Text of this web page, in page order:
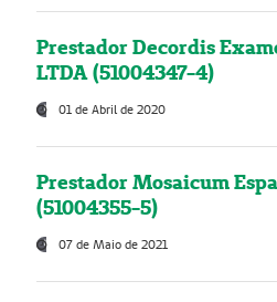
Prestador Decordis
LTDA (51004347-4)
01 de Abril de 2020
Prestador Mosaicum
(51004355-5)
07 de Maio de 2021